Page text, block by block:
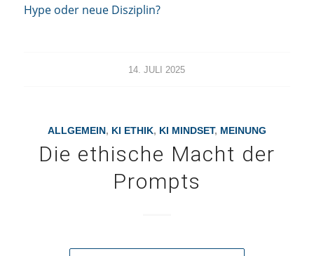
Hype oder neue Disziplin?
14. JULI 2025
ALLGEMEIN, KI ETHIK, KI MINDSET, MEINUNG
Die ethische Macht der
Prompts